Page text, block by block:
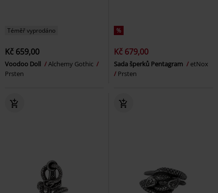
Téměř vyprodáno
Kč 659,00
Voodoo Doll
Alchemy Gothic
Prsten
%
Kč 679,00
Sada šperků Pentagram
etNox
Prsten